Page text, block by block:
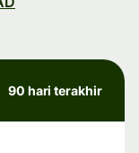
90 hari terakhir